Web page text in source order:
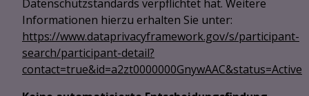
Datenschutzstandards verpflichtet hat. Weitere
Informationen hierzu erhalten Sie unter:
https://www.dataprivacyframework.gov/s/participant-
search/participant-detail?
contact=true&id=a2zt0000000GnywAAC&status=Active